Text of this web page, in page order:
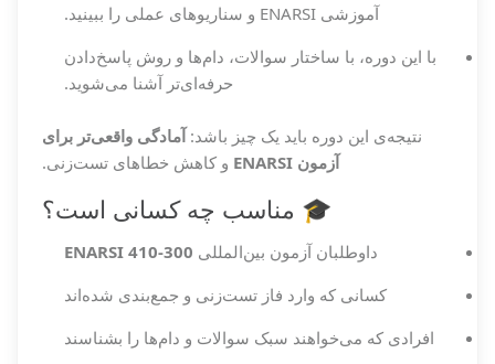
آموزشی ENARSI و سناریوهای عملی را ببینید.
با این دوره، با ساختار سوالات، دام‌ها و روش پاسخ‌دادن
حرفه‌ای‌تر آشنا می‌شوید.
نتیجه‌ی این دوره باید یک چیز باشد:آمادگی واقعی‌تر برای
آزمون ENARSI
و کاهش خطاهای تست‌زنی.
🎓 مناسب چه کسانی است؟
داوطلبان آزمون بین‌المللی 300-410 ENARSI
کسانی که وارد فاز تست‌زنی و جمع‌بندی شده‌اند
افرادی که می‌خواهند سبک سوالات و دام‌ها را بشناسند